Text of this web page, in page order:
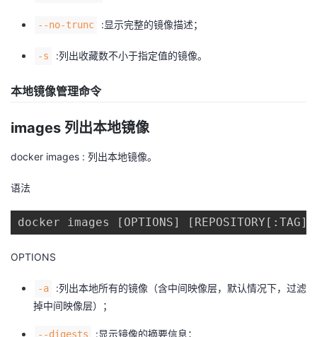
--no-trunc :显示完整的镜像描述；
-s :列出收藏数不小于指定值的镜像。
本地镜像管理命令
images 列出本地镜像
docker images : 列出本地镜像。
语法
docker images [OPTIONS] [REPOSITORY[:TAG]]
OPTIONS
-a
:列出本地所有的镜像（含中间映像层，默认情况下，过滤
掉中间映像层）；
--digests :显示镜像的摘要信息；